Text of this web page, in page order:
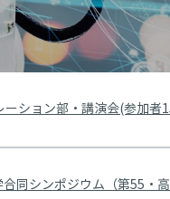
ション部・講演会(参加者
同シンポジウム（第55・